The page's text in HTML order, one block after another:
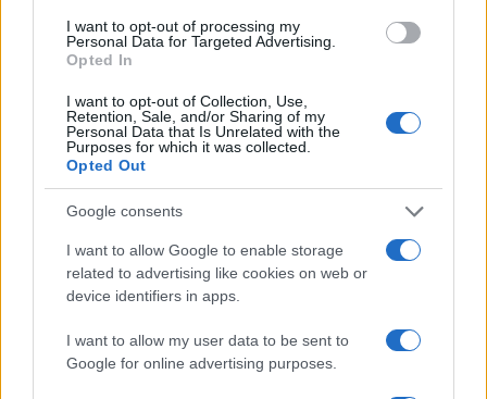
I want to opt-out of processing my
Personal Data for Targeted Advertising.
Opted In
I want to opt-out of Collection, Use,
Retention, Sale, and/or Sharing of my
Personal Data that Is Unrelated with the
Purposes for which it was collected.
Opted Out
Google consents
I want to allow Google to enable storage
related to advertising like cookies on web or
device identifiers in apps.
I want to allow my user data to be sent to
Google for online advertising purposes.
sul passato.Ma perché proporre adesso che c’è
il centrodestra al potere qualcosa che poteva
essere proposto dal centrosinistra al
centrosinistra?Vien da chiedersi, un po’
malignamente, perché le buone idee vengono
sempre quando a governare c’è la parte avversa.
Forse perché alla fine a Roma il centralismo è di
destra, di centro e di sinistra. E gli autonomisti
(quelli sinceri), a Milano sono sparsi a destra, al
centro e pure a sinistra. E le due cose – leggi
speciali o non leggi speciali – non sembrano
conciliabili.